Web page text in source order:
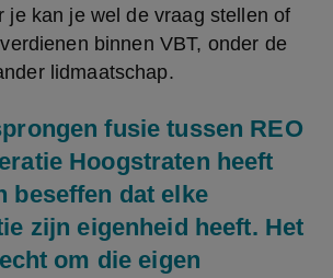
je kan je wel de vraag stellen of
binnen VBT, onder de
lidmaatschap.
fusie tussen REO
Hoogstraten heeft
beseffen dat elke
zijn eigenheid heeft. Het
om die eigen